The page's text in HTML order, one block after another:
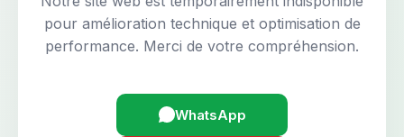
pour amélioration technique et optimisation de
performance. Merci de votre compréhension.
WhatsApp